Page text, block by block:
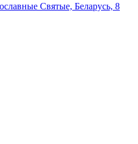
Святые, Беларусь, 8